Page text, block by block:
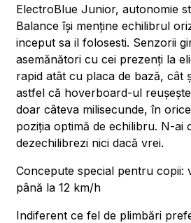
ElectroBlue Junior, autonomie
Balance își menține echilibrul
inceput sa il folosesti. Senzorii
asemănători cu cei prezenți la
rapid atât cu placa de bază, cât
astfel că hoverboard-ul
doar câteva milisecunde, în
poziția optimă de echilibru. N-ai
dezechilibrezi nici dacă vrei.
Concepute special pentru copii:
până la 12 km/h
Indiferent ce fel de plimbări